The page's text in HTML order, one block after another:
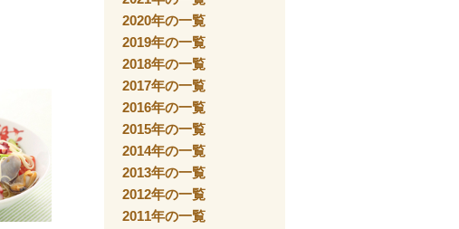
2020年の一覧
2019年の一覧
2018年の一覧
2017年の一覧
2016年の一覧
2015年の一覧
2014年の一覧
2013年の一覧
2012年の一覧
2011年の一覧